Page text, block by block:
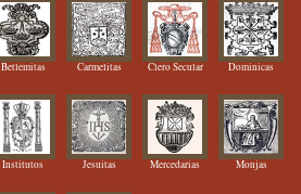
Betlemitas Carmelitas Clero Secular Dominicas
Institutos Jesuitas Mercedarias Monjas